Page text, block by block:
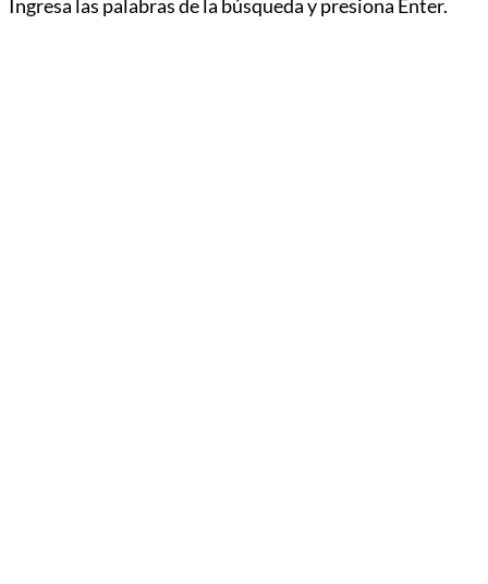
Ingresa las palabras de la búsqueda y presiona Enter.